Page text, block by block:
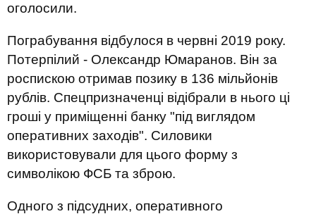
оголосили.
Пограбування відбулося в червні 2019 року.
Потерпілий - Олександр Юмаранов. Він за
роспискою отримав позику в 136 мільйонів
рублів. Спецпризначенці відібрали в нього ці
гроші у приміщенні банку "під виглядом
оперативних заходів". Силовики
використовували для цього форму з
символікою ФСБ та зброю.
Одного з підсудних, оперативного